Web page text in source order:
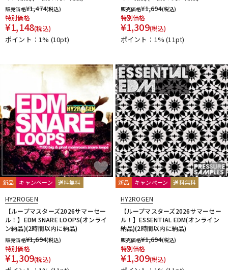
販売価格¥1,474(税込)
特別価格
¥1,148(税込)
ポイント：1% (10pt)
販売価格¥1,694(税込)
特別価格
¥1,309(税込)
ポイント：1%(11pt)
新品 キャンペーン 送料無料
HY2ROGEN
【ループマスターズ2026サマーセー
ル！】EDM SNARE LOOPS(オンライ
ン納品)(2時間以内に納品)
販売価格¥1,694(税込)
特別価格
¥1,309(税込)
新品 キャンペーン 送料無料
HY2ROGEN
【ループマスターズ2026サマーセー
ル！】ESSENTIAL EDM(オンライン
納品)(2時間以内に納品)
販売価格¥1,694(税込)
特別価格
¥1,309(税込)